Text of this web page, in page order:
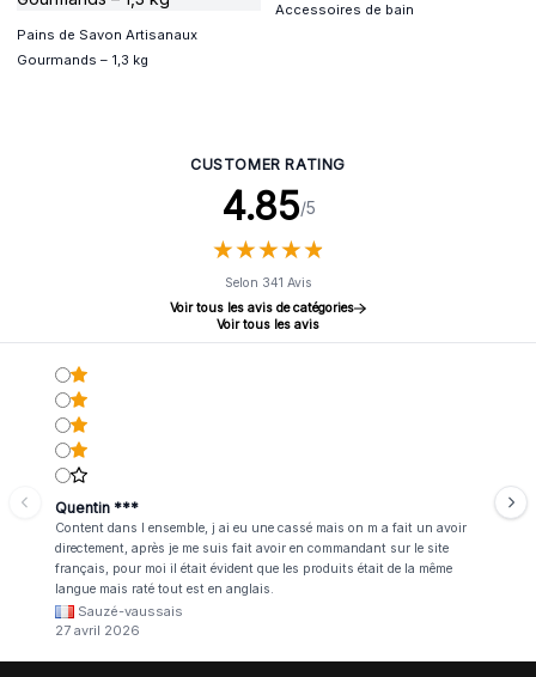
Pains de Savon Artisanaux
Gourmands – 1,3 kg
Accessoires de bain
CUSTOMER RATING
4.85/5
★★★★★
★★★★★
Selon 341 Avis
Voir tous les avis de catégories
Voir tous les avis
Quentin ***
Content dans l ensemble, j ai eu une cassé mais on m a fait un avoir
directement, après je me suis fait avoir en commandant sur le site
français, pour moi il était évident que les produits était de la même
langue mais raté tout est en anglais.
Sauzé-vaussais
27 avril 2026